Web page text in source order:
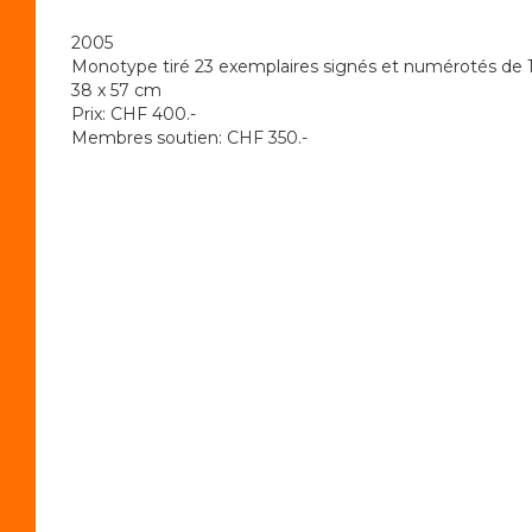
2005
Monotype tiré 23 exemplaires signés et numérotés de
38 x 57 cm
Prix: CHF 400.-
Membres soutien: CHF 350.-